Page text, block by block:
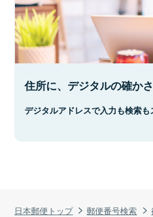
日本郵便トップ 郵便番号検索
住所に、デジタルの確かさ
デジタルアドレスで入力も検索も